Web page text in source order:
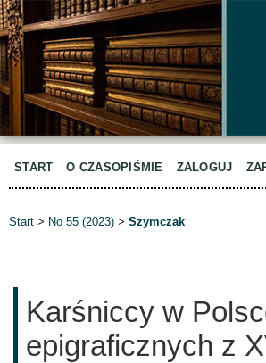
START O CZASOPIŚMIE ZALOGUJ
Start > No 55 (2023) > Szymczak
Karśniccy w
epigraficznych z